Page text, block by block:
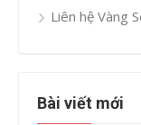
Liên hệ Vàng
Bài viết mới